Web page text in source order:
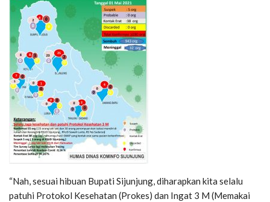
“Nah, sesuai hibuan Bupati Sijunjung, diharapkan kita selalu
patuhi Protokol Kesehatan (Prokes) dan Ingat 3 M (Memakai